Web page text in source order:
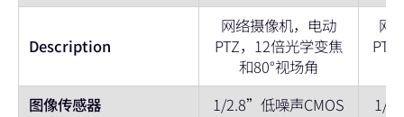
Description
网络摄像机，电动
PTZ，12倍光学变焦
和80°视场角
网
图像传感器
1/2.8”低噪声CMOS 1/